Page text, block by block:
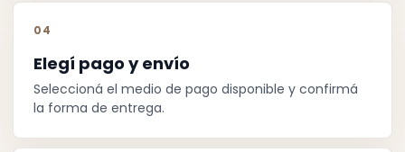
04
Elegí pago y envío
Seleccioná el medio de pago disponible y confirmá
la forma de entrega.